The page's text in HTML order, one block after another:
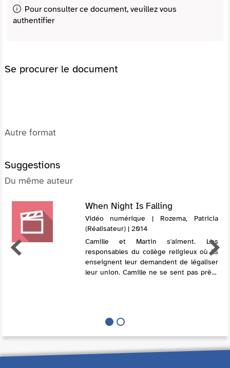
Pour consulter ce document, veuillez vous
authentifier
Se procurer le document
Autre format
Suggestions
Du même auteur
When Night Is Falling
Vidéo numérique | Rozema, Patricia
(Réalisateur) | 2014
Camille et Martin s'aiment. Les
responsables du collège religieux où ils
enseignent leur demandent de légaliser
leur union. Camille ne se sent pas prête